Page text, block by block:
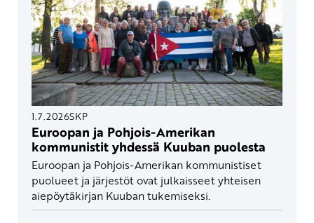
1.7.2026SKP
Euroopan ja Pohjois-Amerikan
kommunistit yhdessä Kuuban puolesta
Euroopan ja Pohjois-Amerikan kommunistiset
puolueet ja järjestöt ovat julkaisseet yhteisen
aiepöytäkirjan Kuuban tukemiseksi.